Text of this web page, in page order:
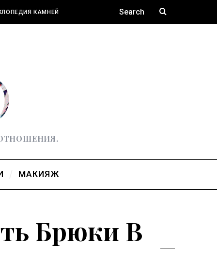
КАМНЕЙ
МАКИЯЖ
Брюки В